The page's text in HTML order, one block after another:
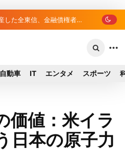
した全東信、金融債権者リ
自動車 IT エンタメ スポーツ
価値：米イラ
日本の原子力